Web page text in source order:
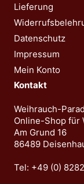
Lieferung
Datenschutz
Impressum
Mein Konto
Kontakt
Weihrauch-
Online-Shop für
Am Grund 16
86489
Tel: +49 (0)